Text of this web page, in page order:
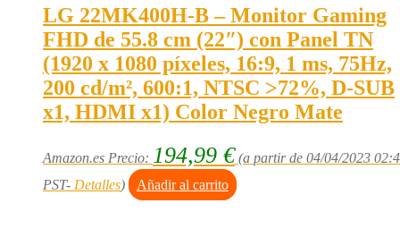
LG 22MK400H-B – Monitor Gaming
FHD de 55.8 cm (22″) con Panel TN
(1920 x 1080 píxeles, 16:9, 1 ms, 75Hz,
200 cd/m², 600:1, NTSC >72%, D-SUB
x1, HDMI x1) Color Negro Mate
Amazon.es Precio: 194,99 € (a partir de 04/04/2023
PST- Detalles) Añadir al carrito